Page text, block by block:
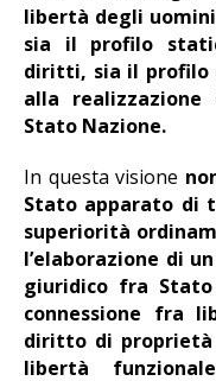
libertà degli
sia il profilo
diritti, sia il profilo
alla realizzazione
Stato Nazione.
In questa visione
Stato apparato di
superiorità
l’elaborazione di
giuridico fra
connessione fra
diritto di proprietà
libertà